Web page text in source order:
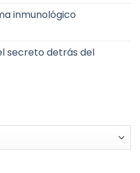
inmunológico
secreto detrás del